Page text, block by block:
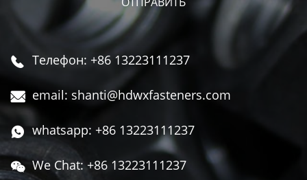
 Телефон: +86 13223111237
 email: shanti@hdwxfasteners.com
 whatsapp: +86 13223111237
 We Chat: +86 13223111237